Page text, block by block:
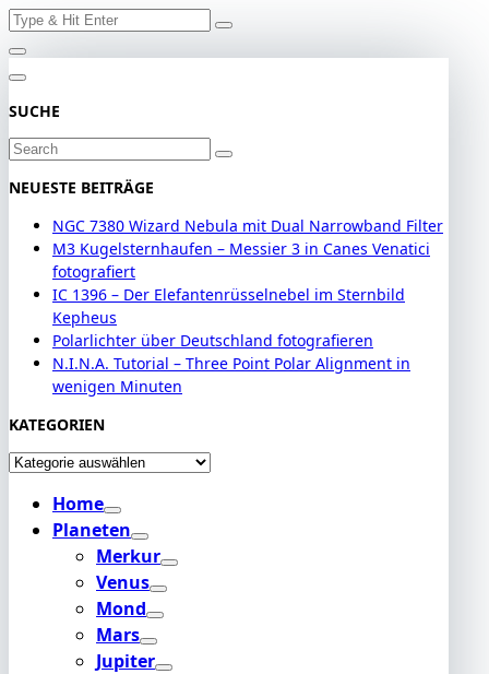
Skip
to
content
Search
SUCHE
Search
NEUESTE BEITRÄGE
NGC 7380 Wizard Nebula mit Dual Narrowband Filter
M3 Kugelsternhaufen – Messier 3 in Canes Venatici
fotografiert
IC 1396 – Der Elefantenrüsselnebel im Sternbild
Kepheus
Polarlichter über Deutschland fotografieren
N.I.N.A. Tutorial – Three Point Polar Alignment in
wenigen Minuten
KATEGORIEN
Kategorien
Home
Planeten
Merkur
Venus
Mond
Mars
Jupiter